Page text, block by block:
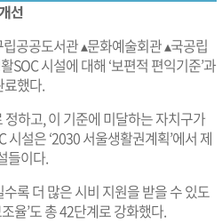
선
공공도서관 ▴문화예술회관 ▴국공립
시설에 대해 ‘보편적 편익기준’과
료했다.
하고, 이 기준에 미달하는 자치구가
설은 ‘2030 서울생활권계획’에서 제
들이다.
록 더 많은 시비 지원을 받을 수 있도
율’도 총 42단계로 강화했다.